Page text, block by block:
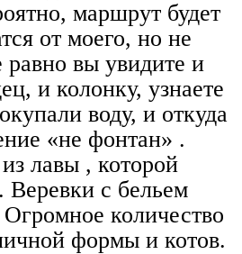
маршрут будет
от моего, но не
равно вы увидите и
и колонку, узнаете
воду, и откуда
«не фонтан» .
лавы , которой
с бельем
количество
формы и котов.